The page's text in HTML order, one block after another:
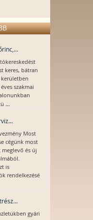
keres, bátran
szakmai
...
Most
cégünk most
és új
is
rendelkezésé
gyári